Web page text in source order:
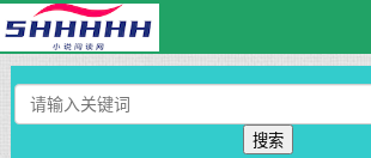
搜索